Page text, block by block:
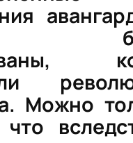
Можно
что